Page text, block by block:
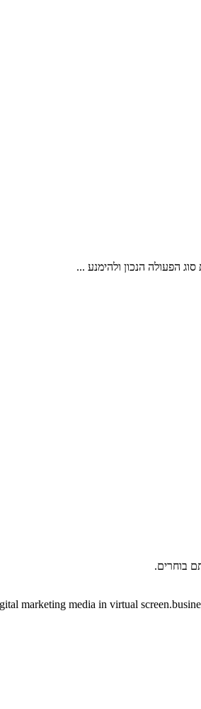
בוחרים.